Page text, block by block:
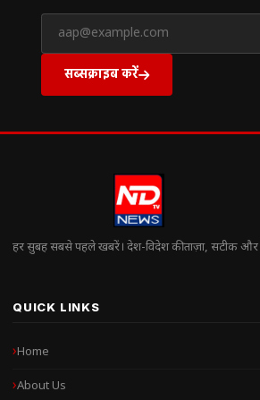
सब्सक्राइब करें
हर सुबह सबसे पहले खबरें। देश-विदेश की ताज़ा, सटीक और
QUICK LINKS
Home
About Us